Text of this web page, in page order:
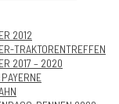
2012
TRAKTORENTREFFEN
2017 – 2020